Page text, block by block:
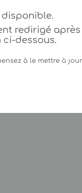
disponible.
redirigé après
dessous.
à le mettre à